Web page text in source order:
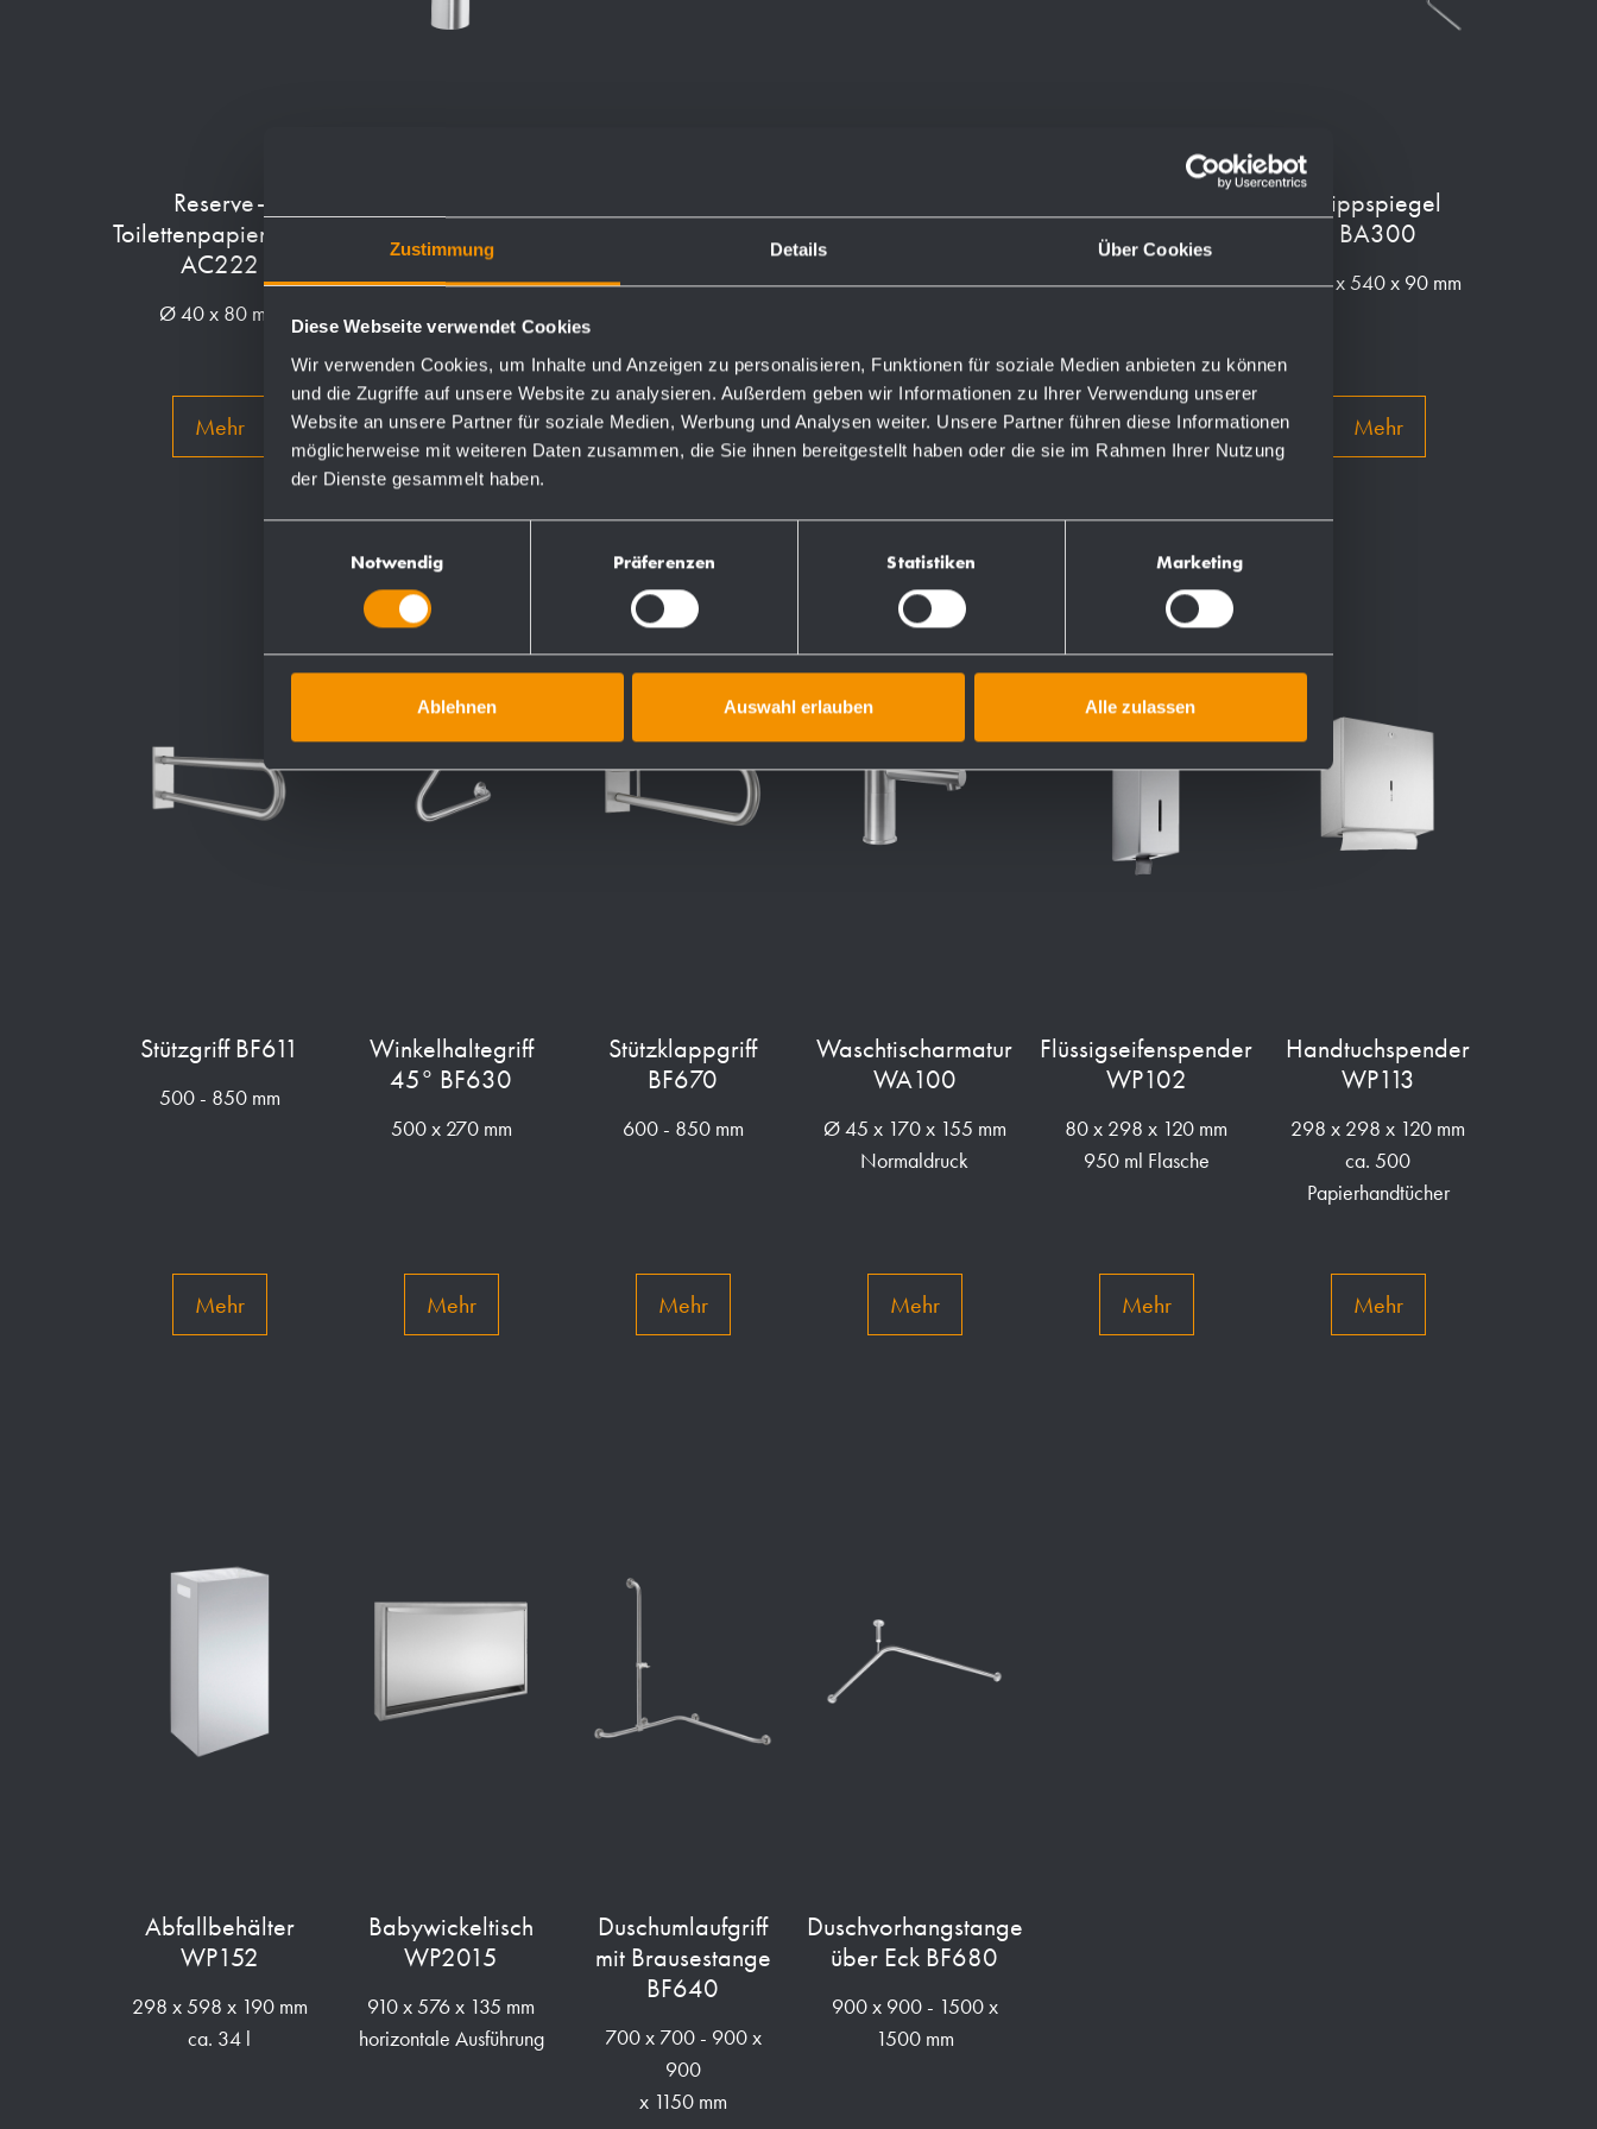
Zustimmung Details Über Cookies
Diese Webseite verwendet Cookies
Wir verwenden Cookies, um Inhalte und Anzeigen zu personalisieren, Funktionen für soziale Medien anbieten zu können
und die Zugriffe auf unsere Website zu analysieren. Außerdem geben wir Informationen zu Ihrer Verwendung unserer
Website an unsere Partner für soziale Medien, Werbung und Analysen weiter. Unsere Partner führen diese Informationen
möglicherweise mit weiteren Daten zusammen, die Sie ihnen bereitgestellt haben oder die sie im Rahmen Ihrer Nutzung
der Dienste gesammelt haben.
Notwendig Präferenzen Statistiken Marketing
Ablehnen Auswahl erlauben Alle zulassen
Reserve-
Toilettenpapierhalter
AC222
Ø 40 x 80 mm
Mehr
97 x 391 x 129 mm
Mehr
140 x 60 mm
Mehr
543 x 180 x 140 mm
Mehr
gerade BA270
265 x 87 x 123 mm
Mehr
Kippspiegel
BA300
600 x 540 x 90 mm
Mehr
Stützgriff BF611
500 - 850 mm
Mehr
Winkelhaltegriff
45° BF630
500 x 270 mm
Mehr
Stützklappgriff
BF670
600 - 850 mm
Mehr
Waschtischarmatur
WA100
Ø 45 x 170 x 155 mm
Normaldruck
Mehr
Flüssigseifenspender
WP102
80 x 298 x 120 mm
950 ml Flasche
Mehr
Handtuchspender
WP113
298 x 298 x 120 mm
ca. 500
Papierhandtücher
Mehr
Abfallbehälter
WP152
298 x 598 x 190 mm
ca. 34 l
Babywickeltisch
WP2015
910 x 576 x 135 mm
horizontale Ausführung
Duschumlaufgriff
mit Brausestange
BF640
700 x 700 - 900 x
900
x 1150 mm
Duschvorhangstange
über Eck BF680
900 x 900 - 1500 x
1500 mm